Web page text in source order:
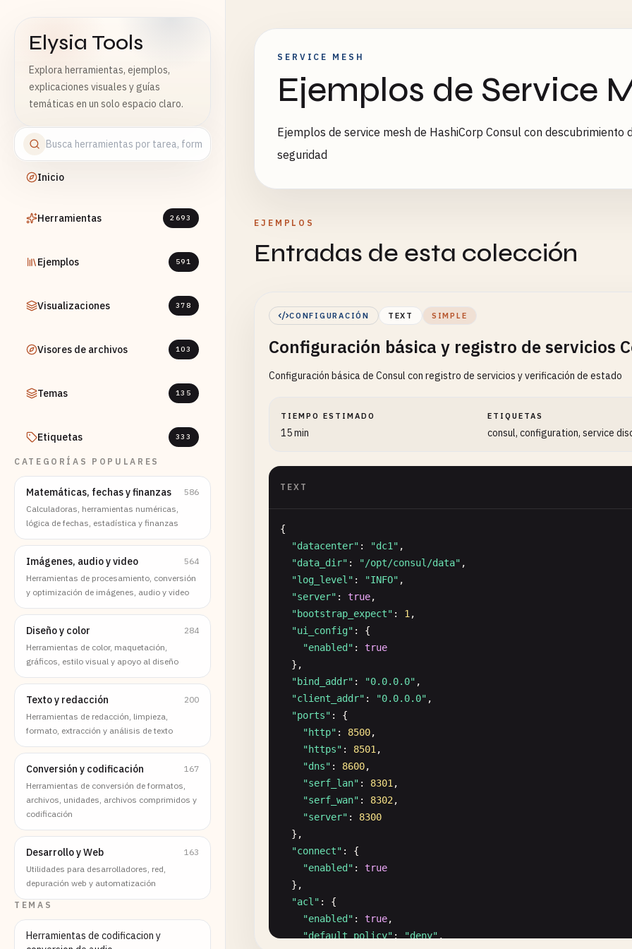
Elysia Tools
Explora herramientas, ejemplos,
explicaciones visuales y guías
temáticas en un solo espacio claro.
Inicio
Herramientas 2693
Ejemplos 591
Visualizaciones 378
Visores de archivos 103
Temas 135
Etiquetas 333
CATEGORÍAS POPULARES
Matemáticas, fechas y finanzas
586
Calculadoras, herramientas numéricas,
lógica de fechas, estadística y finanzas
Imágenes, audio y video
564
Herramientas de procesamiento, conversión
y optimización de imágenes, audio y video
Diseño y color
284
Herramientas de color, maquetación,
gráficos, estilo visual y apoyo al diseño
Texto y redacción
200
Herramientas de redacción, limpieza,
formato, extracción y análisis de texto
Conversión y codificación
167
Herramientas de conversión de formatos,
archivos, unidades, archivos comprimidos y
codificación
Desarrollo y Web
163
Utilidades para desarrolladores, red,
depuración web y automatización
TEMAS
Herramientas de codificacion y
SERVICE MESH
Ejemplos de Service
Ejemplos de service mesh de HashiCorp Consul con descubrimiento
seguridad
EJEMPLOS
Entradas de esta colección
CONFIGURACIÓN TEXT SIMPLE
Configuración básica y registro de servicios
Configuración básica de Consul con registro de servicios y verificación de estado
TIEMPO ESTIMADO
15 min
ETIQUETAS
consul, configuration, service
TEXT
{
"datacenter" : "dc1" ,
"data_dir" : "/opt/consul/data" ,
"log_level" : "INFO" ,
"server" : true,
"bootstrap_expect" : 1 ,
"ui_config" : {
"enabled" : true
},
"bind_addr" : "0.0.0.0" ,
"client_addr" : "0.0.0.0" ,
"ports" : {
"http" : 8500,
"https" : 8501 ,
"dns" : 8600,
"serf_lan" : 8301 ,
"serf_wan" : 8302 ,
"server" : 8300
},
"connect" : {
"enabled" : true
},
"acl" : {
"enabled" : true,
"default_policy" : "deny" ,